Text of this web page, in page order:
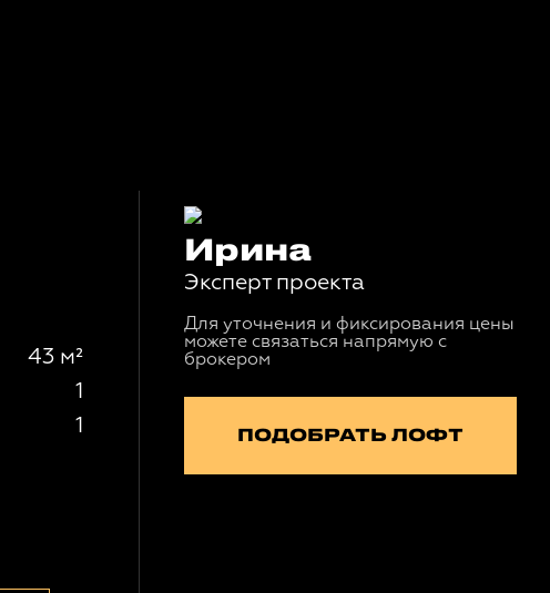
43 м²
1
1
Ирина
Эксперт проекта
Для уточнения и фиксирования цены
можете связаться напрямую с
брокером
ПОДОБРАТЬ ЛОФТ